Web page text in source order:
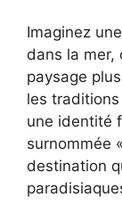
Imaginez
dans la mer,
paysage
les
une identité
surnommée
destination